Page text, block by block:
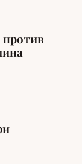
против